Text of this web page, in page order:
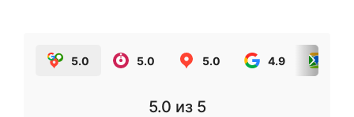
5.0 5.0 5.0 4.9
5.0 из 5